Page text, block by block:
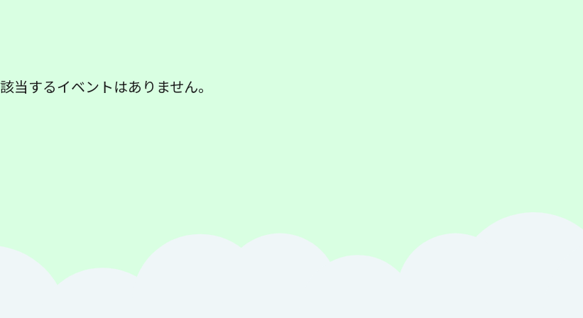
該当するイベントはありません。